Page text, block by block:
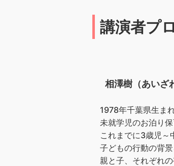
講演者プ
相澤樹（あいざ
1978年千葉県生まれ
未就学児のお泊り
これまでに3歳児～
子どもの行動の背
親と子、それぞれ